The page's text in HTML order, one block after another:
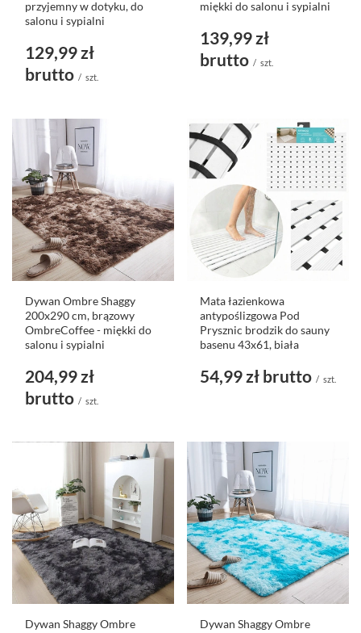
przyjemny w dotyku, do
salonu i sypialni
129,99 zł
brutto / szt.
miękki do salonu i sypialni
139,99 zł
brutto / szt.
Dywan Ombre Shaggy
200x290 cm, brązowy
OmbreCoffee - miękki do
salonu i sypialni
204,99 zł
brutto / szt.
Mata łazienkowa
antypoślizgowa Pod
Prysznic brodzik do sauny
basenu 43x61, biała
54,99 zł brutto / szt.
Dywan Shaggy Ombre
Dywan Shaggy Ombre